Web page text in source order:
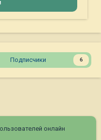
Подписчики 6
онлайн